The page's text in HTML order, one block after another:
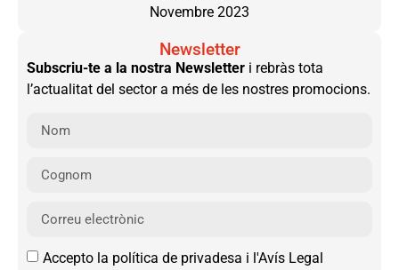
Novembre 2023
Newsletter
Subscriu-te a la nostra Newsletter i rebràs tota
l’actualitat del sector a més de les nostres promocions.
Accepto la política de privadesa i l'Avís Legal